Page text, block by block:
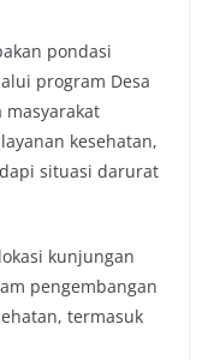
pondasi
program Desa
masyarakat
kesehatan,
situasi darurat
kunjungan
pengembangan
termasuk